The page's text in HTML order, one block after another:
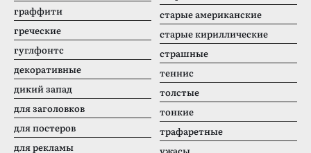
граффити
греческие
гуглфонтс
декоративные
дикий запад
для заголовков
для постеров
для рекламы
старые американские
старые кириллические
страшные
теннис
толстые
тонкие
трафаретные
ужасы